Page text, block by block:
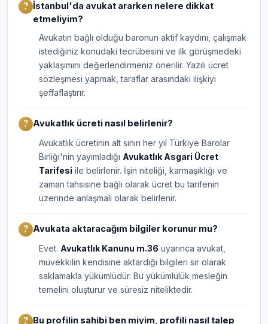
İstanbul'da avukat ararken nelere dikkat
etmeliyim?
Avukatın bağlı olduğu baronun aktif kaydını, çalışmak
istediğiniz konudaki tecrübesini ve ilk görüşmedeki
yaklaşımını değerlendirmeniz önerilir. Yazılı ücret
sözleşmesi yapmak, taraflar arasındaki ilişkiyi
şeffaflaştırır.
Avukatlık ücreti nasıl belirlenir?
Avukatlık ücretinin alt sınırı her yıl Türkiye Barolar
Birliği'nin yayımladığı Avukatlık Asgari Ücret
Tarifesi ile belirlenir. İşin niteliği, karmaşıklığı ve
zaman tahsisine bağlı olarak ücret bu tarifenin
üzerinde anlaşmalı olarak belirlenir.
Avukata aktaracağım bilgiler korunur mu?
Evet. Avukatlık Kanunu m.36 uyarınca avukat,
müvekkilin kendisine aktardığı bilgileri sır olarak
saklamakla yükümlüdür. Bu yükümlülük mesleğin
temelini oluşturur ve süresiz niteliktedir.
Bu profilin sahibi ben miyim, profili nasıl talep